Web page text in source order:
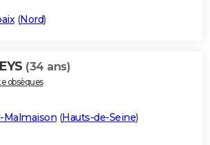
(Nord)
(34 ans)
obsèques
Malmaison (Hauts-de-Seine)